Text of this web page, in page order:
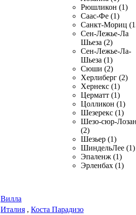
Рюшликон (1)
Саас-Фе (1)
Санкт-Мориц
Сен-Лежье-Ла
Шьеза (2)
Сен-Лежье-Ла-
Шьеза (1)
Сюши (2)
Херлиберг (2)
Хернекс (1)
Церматт (1)
Цолликон (1)
Шезерекс (1)
Шезо-сюр-
(2)
Шезьер (1)
ШиндельЛее (1)
Эпаленж (1)
Эрленбах (1)
Вилла
Италия , Коста Парадизо